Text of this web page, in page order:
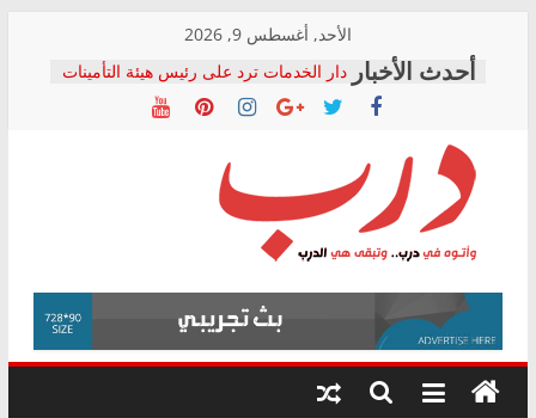
content
الأحد, أغسطس 9, 2026
دار الخدمات ترد على رئيس هيئة التأمينات
بعد مؤتمره الصحفي: إنكار الأزمة لا ينهي
معاناة أصحاب المعاشات.. ونطالب بكشف
فرحات سليمان يكتب: القطاع الصحي إلى
أين؟
حزب التحالف الشعبي يطلق لجنة “الحق
في الصحة” بالإسكندرية لرصد الانتهاكات
ودعم المرضى
الوزاري لمدينة الصحفيين.. وانتهاء أعمال
إنشاء المبنى الإداري
المجلس القومي لحقوق الإنسان يعلن
متابعة قضية الدكتور محمد زهران.. ويؤكد:
قرينة البراءة وضمانات المحاكمة العادلة
درب
وأتوه
درب..
وتبقى
هي